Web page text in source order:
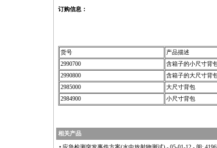
订购信息：
货号
产品描述
2990700
含箱子的小尺寸背
2990800
含箱子的大尺寸背
2985000
大尺寸背包
2984900
小尺寸背包
相关产品